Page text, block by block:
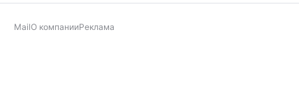
MailО компанииРеклама